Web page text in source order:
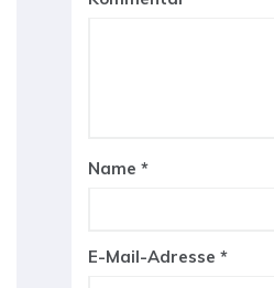
Name *
E-Mail-Adresse *